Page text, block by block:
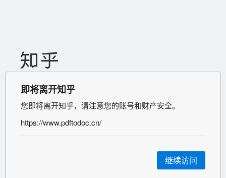
即将离开知乎
您即将离开知乎，请注意您的账号和财产安全。
https://www.pdftodoc.cn/
继续访问